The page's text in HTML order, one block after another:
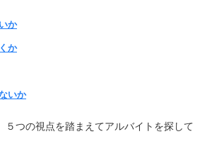
か
か
いか
５つの視点を踏まえてアルバイトを探して